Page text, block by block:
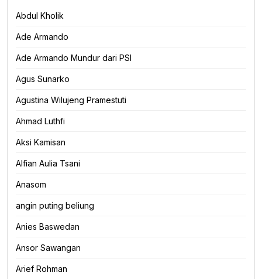
Abdul Kholik
Ade Armando
Ade Armando Mundur dari PSI
Agus Sunarko
Agustina Wilujeng Pramestuti
Ahmad Luthfi
Aksi Kamisan
Alfian Aulia Tsani
Anasom
angin puting beliung
Anies Baswedan
Ansor Sawangan
Arief Rohman